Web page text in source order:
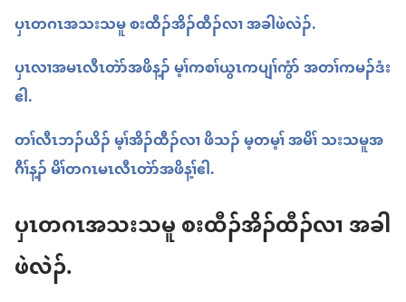
ပှၤတဂၤအသးသမူ စးထီၣ်အိၣ်ထီၣ်လၢ အခါဖဲလဲၣ်.
ပှၤလၢအမၤလီၤတဲာ်အဖိန့ၣ် မ့ၢ်ကစၢ်ယွၤကပျၢ်ကွံာ် အတၢ်ကမၣ်ဒံး
ဧါ.
တၢ်လီၤဘၣ်ယိၣ် မ့ၢ်အိၣ်ထီၣ်လၢ ဖိသၣ် မ့တမ့ၢ် အမိၢ် သးသမူအ
ဂီၢ်န့ၣ် မိၢ်တဂၤမၤလီၤတဲာ်အဖိန့ၢ်ဧါ.
ပှၤတဂၤအသးသမူ စးထီၣ်အိၣ်ထီၣ်လၢ အခါ
ဖဲလဲၣ်.